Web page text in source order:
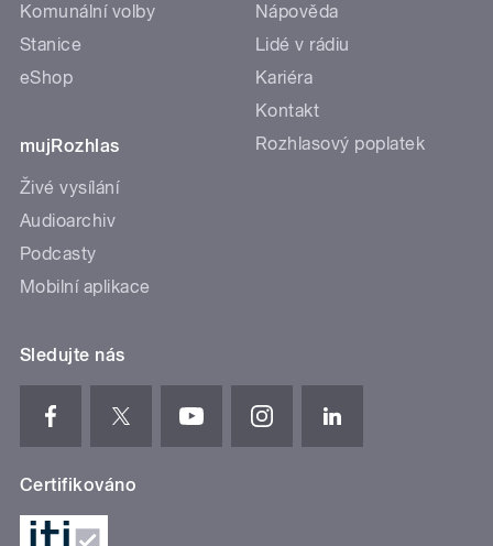
Komunální volby
Stanice
eShop
mujRozhlas
Živé vysílání
Audioarchiv
Podcasty
Mobilní aplikace
Nápověda
Lidé v rádiu
Kariéra
Kontakt
Rozhlasový poplatek
Sledujte nás
Certifikováno